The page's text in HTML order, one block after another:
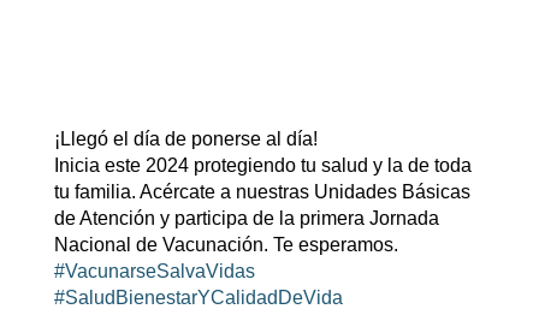
¡Llegó el día de ponerse al día!
Inicia este 2024 protegiendo tu salud y la de toda
tu familia. Acércate a nuestras Unidades Básicas
de Atención y participa de la primera Jornada
Nacional de Vacunación. Te esperamos.
#VacunarseSalvaVidas
#SaludBienestarYCalidadDeVida